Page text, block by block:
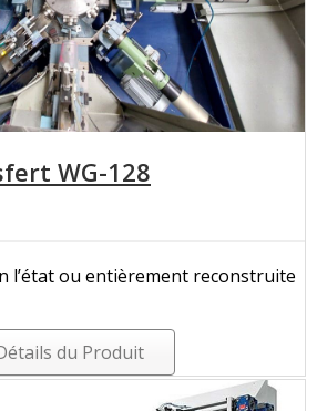
WG-128
l’état ou entièrement reconstruite
du Produit